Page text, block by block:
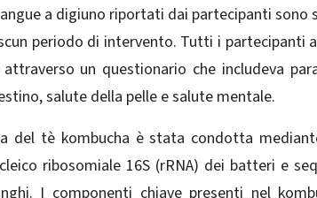
a digiuno riportati dai partecipanti
periodo di intervento. Tutti i partecipanti
un questionario che includeva
salute della pelle e salute mentale.
del tè kombucha è stata condotta
ribosomiale 16S (rRNA) dei batteri e
I componenti chiave presenti nel